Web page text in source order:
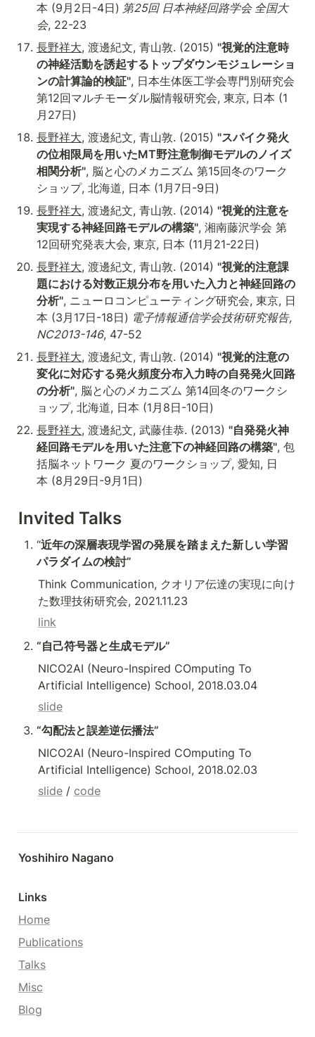
本 (9月2日-4日) 第25回 日本神経回路学会 全国大
会, 22-23
長野祥大, 渡邊紀文, 青山敦. (2015) "視覚的注意時
の神経活動を誘起するトップダウンモジュレーショ
ンの計算論的検証", 日本生体医工学会専門別研究会
第12回マルチモーダル脳情報研究会, 東京, 日本 (1
月27日)
長野祥大, 渡邊紀文, 青山敦. (2015) "スパイク発火
の位相限局を用いたMT野注意制御モデルのノイズ
相関分析", 脳と心のメカニズム 第15回冬のワーク
ショップ, 北海道, 日本 (1月7日-9日)
長野祥大, 渡邊紀文, 青山敦. (2014) "視覚的注意を
実現する神経回路モデルの構築", 湘南藤沢学会 第
12回研究発表大会, 東京, 日本 (11月21-22日)
長野祥大, 渡邊紀文, 青山敦. (2014) "視覚的注意課
題における対数正規分布を用いた入力と神経回路の
分析", ニューロコンピューティング研究会, 東京, 日
本 (3月17日-18日) 電子情報通信学会技術研究報告,
NC2013-146, 47-52
長野祥大, 渡邊紀文, 青山敦. (2014) "視覚的注意の
変化に対応する発火頻度分布入力時の自発発火回路
の分析", 脳と心のメカニズム 第14回冬のワークシ
ョップ, 北海道, 日本 (1月8日-10日)
長野祥大, 渡邊紀文, 武藤佳恭. (2013) "自発発火神
経回路モデルを用いた注意下の神経回路の構築", 包
括脳ネットワーク 夏のワークショップ, 愛知, 日
本 (8月29日-9月1日)
Invited Talks
“近年の深層表現学習の発展を踏まえた新しい学習
パラダイムの検討”
Think Communication, クオリア伝達の実現に向け
た数理技術研究会, 2021.11.23
link
“自己符号器と生成モデル”
NICO2AI (Neuro-Inspired COmputing To
Artificial Intelligence) School, 2018.03.04
slide
“勾配法と誤差逆伝播法”
NICO2AI (Neuro-Inspired COmputing To
Artificial Intelligence) School, 2018.02.03
slide / code
Yoshihiro Nagano
Links
Home
Publications
Talks
Misc
Blog